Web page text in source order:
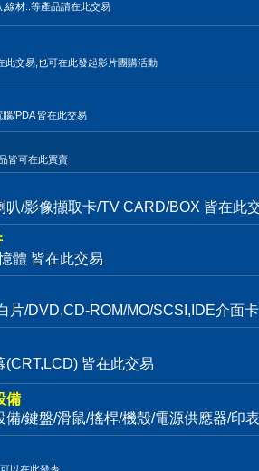
線材..等產品請在此交易
此交易,也可在此發起影片團購活動
/PDA 皆在此交易
皆可在此買賣
叭/影像擷取卡/TV CARD/BOX 皆在此
體 皆在此交易
片/DVD,CD-ROM/MO/SCSI,IDE介面
(CRT,LCD) 皆在此交易
備
備/鍵盤/滑鼠/搖桿/機殼/電源供應器/印